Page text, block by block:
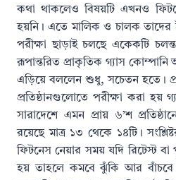
কথা থাকলেও বিষয়টি এখনও
হয়নি। এতে মালিক ও চালক তাদের
পরীক্ষা ছাড়াই চলছে একেকটি
রূপান্তরিত প্রাকৃতিক গ্যাস
এড়িয়ে বললেন শুধু, সচেতন হতে।
প্রতিষ্ঠানগুলোতে পরীক্ষা করা হয়
সারাদেশে এমন প্রায় ৬’শ
রয়েছে মাত্র ১৩ থেকে ১৪টি।
ফিটনেস নেয়ার সময় যদি রিটেস্ট
হয় তাহলে কমবে ঝুঁকি আর বাঁচবে